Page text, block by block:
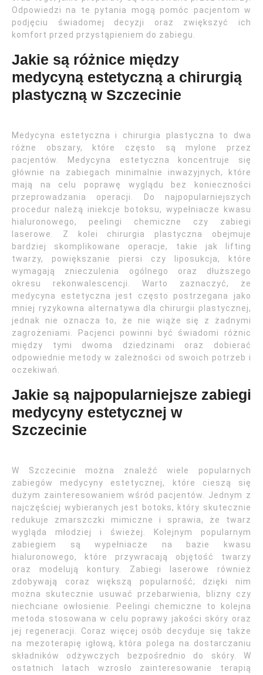
Odpowiedzi na te pytania mogą pomóc pacjentom w
podjęciu świadomej decyzji oraz zwiększyć ich
komfort przed przystąpieniem do zabiegu.
Jakie są różnice między
medycyną estetyczną a chirurgią
plastyczną w Szczecinie
Medycyna estetyczna i chirurgia plastyczna to dwa
różne obszary, które często są mylone przez
pacjentów. Medycyna estetyczna koncentruje się
głównie na zabiegach minimalnie inwazyjnych, które
mają na celu poprawę wyglądu bez konieczności
przeprowadzania operacji. Do najpopularniejszych
procedur należą iniekcje botoksu, wypełniacze kwasu
hialuronowego, peelingi chemiczne czy zabiegi
laserowe. Z kolei chirurgia plastyczna obejmuje
bardziej skomplikowane operacje, takie jak lifting
twarzy, powiększanie piersi czy liposukcja, które
wymagają znieczulenia ogólnego oraz dłuższego
okresu rekonwalescencji. Warto zaznaczyć, że
medycyna estetyczna jest często postrzegana jako
mniej ryzykowna alternatywa dla chirurgii plastycznej,
jednak nie oznacza to, że nie wiąże się z żadnymi
zagrożeniami. Pacjenci powinni być świadomi różnic
między tymi dwoma dziedzinami oraz dobierać
odpowiednie metody w zależności od swoich potrzeb i
oczekiwań.
Jakie są najpopularniejsze zabiegi
medycyny estetycznej w
Szczecinie
W Szczecinie można znaleźć wiele popularnych
zabiegów medycyny estetycznej, które cieszą się
dużym zainteresowaniem wśród pacjentów. Jednym z
najczęściej wybieranych jest botoks, który skutecznie
redukuje zmarszczki mimiczne i sprawia, że twarz
wygląda młodziej i świeżej. Kolejnym popularnym
zabiegiem są wypełniacze na bazie kwasu
hialuronowego, które przywracają objętość twarzy
oraz modelują kontury. Zabiegi laserowe również
zdobywają coraz większą popularność; dzięki nim
można skutecznie usuwać przebarwienia, blizny czy
niechciane owłosienie. Peelingi chemiczne to kolejna
metoda stosowana w celu poprawy jakości skóry oraz
jej regeneracji. Coraz więcej osób decyduje się także
na mezoterapię igłową, która polega na dostarczaniu
składników odżywczych bezpośrednio do skóry. W
ostatnich latach wzrosło zainteresowanie terapią